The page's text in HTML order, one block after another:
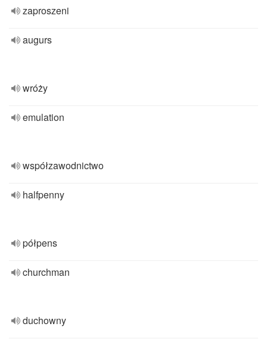
zaproszeni
augurs
wróży
emulation
współzawodnictwo
halfpenny
półpens
churchman
duchowny